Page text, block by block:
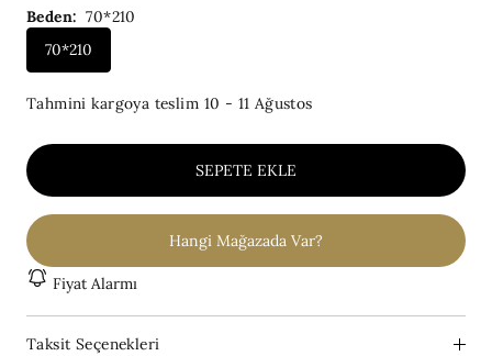
Beden: 70*210
70*210
Tahmini kargoya teslim 10 - 11 Ağustos
SEPETE EKLE
Hangi Mağazada Var?
Fiyat Alarmı
Taksit Seçenekleri